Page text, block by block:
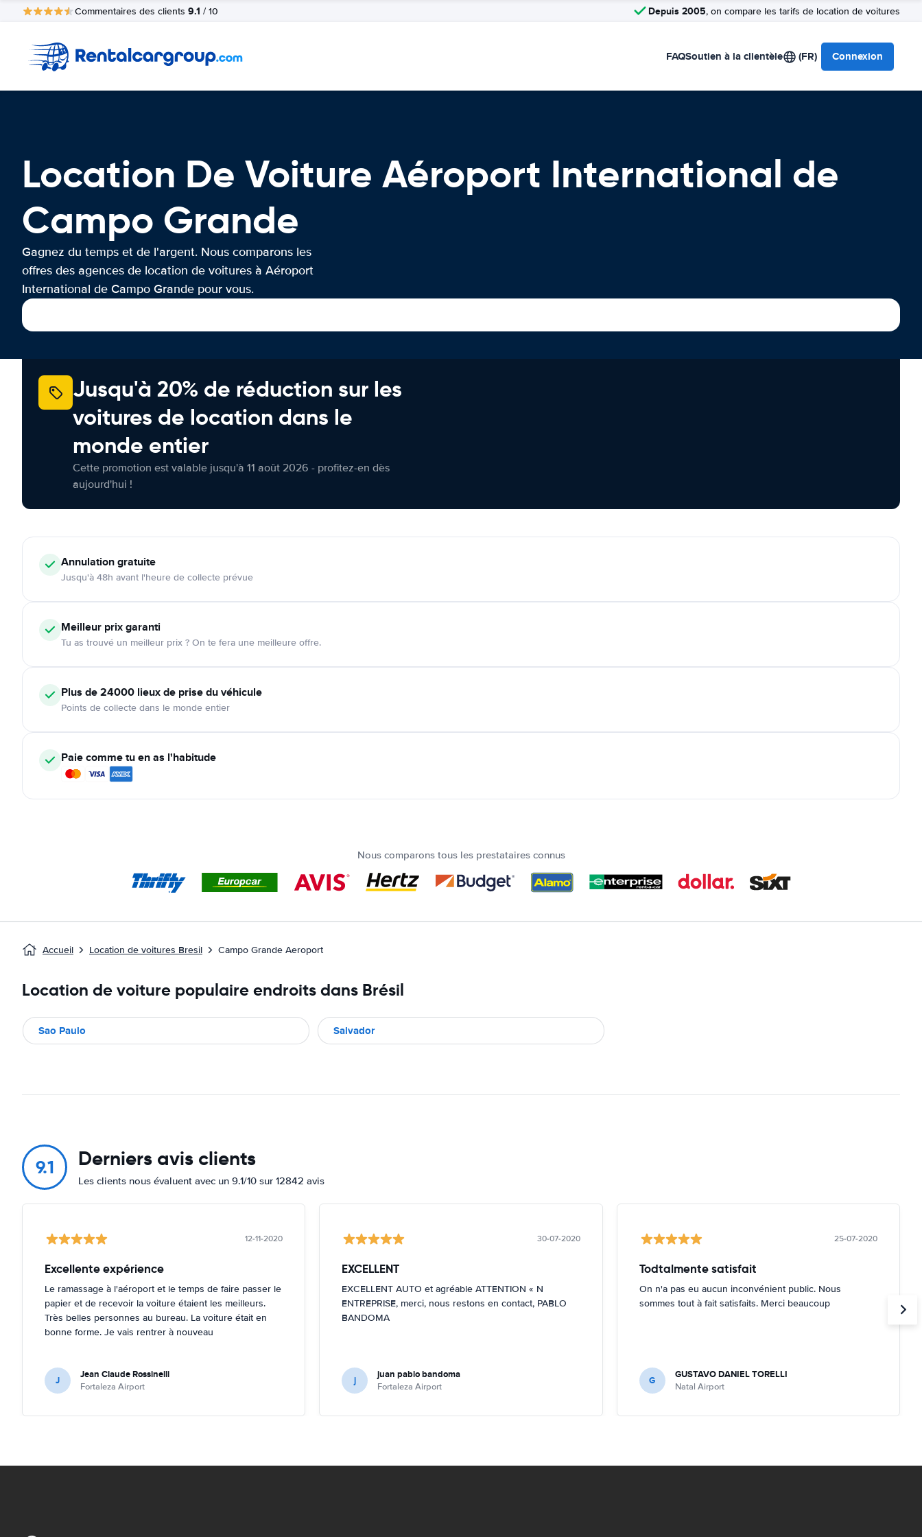
Commentaires des clients 9.1 / 10 Depuis 2005, on compare les tarifs de location de voitures
FAQSoutien à la clientèle (FR) Connexion
Location De Voiture Aéroport International de
Campo Grande
Gagnez du temps et de l'argent. Nous comparons les
offres des agences de location de voitures à Aéroport
International de Campo Grande pour vous.
Jusqu'à 20% de réduction sur les
voitures de location dans le
monde entier
Cette promotion est valable jusqu'à 11 août 2026 - profitez-en dès
aujourd'hui !
Annulationgratuite
Jusqu'à 48h avant l'heure de collecte prévue
Meilleur prix garanti
Tu as trouvé un meilleur prix ? On te fera une meilleure offre.
Plus de 24000 lieux de prise du véhicule
Points de collecte dans le monde entier
Paie comme tu en as l'habitude
Nous comparons tous les prestataires connus
Accueil Location de voitures Bresil Campo Grande Aeroport
Location de voiture populaire endroits dans Brésil
Sao Paulo Salvador
9.1 Derniers avis clients
Les clients nous évaluent avec un 9.1/10 sur 12842 avis
12-11-2020
Excellente expérience
Le ramassage à l'aéroport et le temps de faire passer le
papier et de recevoir la voiture étaient les meilleurs.
Très belles personnes au bureau. La voiture était en
bonne forme. Je vais rentrer à nouveau
J Jean Claude Rossinelli
Fortaleza Airport
30-07-2020
EXCELLENT
EXCELLENT AUTO et agréable ATTENTION « N
ENTREPRISE, merci, nous restons en contact, PABLO
BANDOMA
j juan pablo bandoma
Fortaleza Airport
25-07-2020
Todtalmente satisfait
On n'a pas eu aucun inconvénient public. Nous
sommes tout à fait satisfaits. Merci beaucoup
G GUSTAVO DANIEL TORELLI
Natal Airport